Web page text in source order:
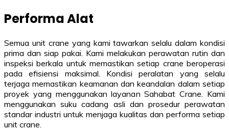
Performa Alat
Semua unit crane yang kami tawarkan selalu dalam kondisi
prima dan siap pakai. Kami melakukan perawatan rutin dan
inspeksi berkala untuk memastikan setiap crane beroperasi
pada efisiensi maksimal. Kondisi peralatan yang selalu
terjaga memastikan keamanan dan keandalan dalam setiap
proyek yang menggunakan layanan Sahabat Crane. Kami
menggunakan suku cadang asli dan prosedur perawatan
standar industri untuk menjaga kualitas dan performa setiap
unit crane.